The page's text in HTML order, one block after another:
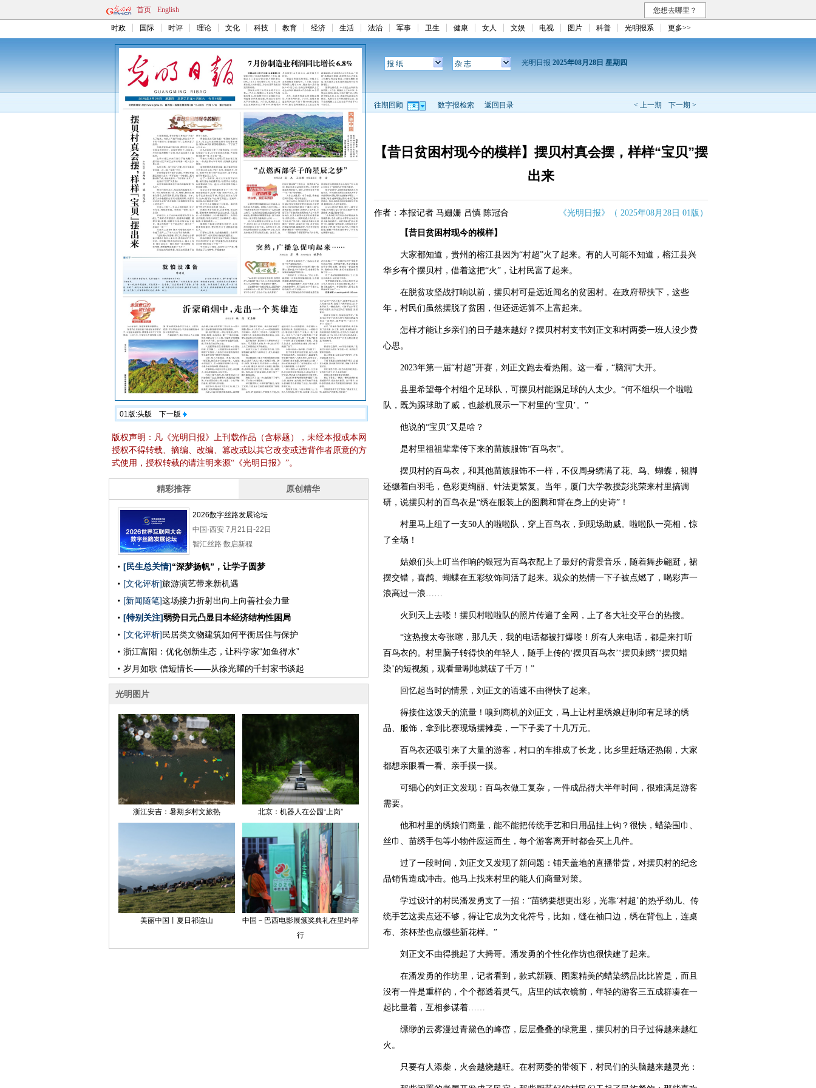
首页 English 您想去哪里？
时政 国际 时评 理论 文化 科技 教育 经济 生活 法治 军事 卫生 健康 女人 文娱 电视 图片 科普 光明报系 更多>>
01版:头版 下一版
版权声明：凡《光明日报》上刊载作品（含标题），未经本报或本网
授权不得转载、摘编、改编、篡改或以其它改变或违背作者原意的方
式使用，授权转载的请注明来源“《光明日报》”。
报 纸 杂 志 光明日报 2025年08月28日 星期四
< 上一期 下一期 >
往期回顾 数字报检索 返回目录
【昔日贫困村现今的模样】摆贝村真会摆，样样“宝贝”摆
出来
作者：本报记者 马姗姗 吕慎 陈冠合 《光明日报》（ 2025年08月28日 01版）
【昔日贫困村现今的模样】
大家都知道，贵州的榕江县因为“村超”火了起来。有的人可能不知道，榕江县兴
华乡有个摆贝村，借着这把“火”，让村民富了起来。
在脱贫攻坚战打响以前，摆贝村可是远近闻名的贫困村。在政府帮扶下，这些
年，村民们虽然摆脱了贫困，但还远远算不上富起来。
怎样才能让乡亲们的日子越来越好？摆贝村村支书刘正文和村两委一班人没少费
心思。
2023年第一届“村超”开赛，刘正文跑去看热闹。这一看，“脑洞”大开。
县里希望每个村组个足球队，可摆贝村能踢足球的人太少。“何不组织一个啦啦
队，既为踢球助了威，也趁机展示一下村里的‘宝贝’。”
他说的“宝贝”又是啥？
是村里祖祖辈辈传下来的苗族服饰“百鸟衣”。
摆贝村的百鸟衣，和其他苗族服饰不一样，不仅周身绣满了花、鸟、蝴蝶，裙脚
还缀着白羽毛，色彩更绚丽、针法更繁复。当年，厦门大学教授彭兆荣来村里搞调
研，说摆贝村的百鸟衣是“绣在服装上的图腾和背在身上的史诗”！
村里马上组了一支50人的啦啦队，穿上百鸟衣，到现场助威。啦啦队一亮相，惊
了全场！
姑娘们头上叮当作响的银冠为百鸟衣配上了最好的背景音乐，随着舞步翩跹，裙
摆交错，喜鹊、蝴蝶在五彩纹饰间活了起来。观众的热情一下子被点燃了，喝彩声一
浪高过一浪……
火到天上去喽！摆贝村啦啦队的照片传遍了全网，上了各大社交平台的热搜。
“这热搜太夸张噻，那几天，我的电话都被打爆喽！所有人来电话，都是来打听
百鸟衣的。村里脑子转得快的年轻人，随手上传的‘摆贝百鸟衣’‘摆贝刺绣’‘摆贝蜡
染’的短视频，观看量唰地就破了千万！”
回忆起当时的情景，刘正文的语速不由得快了起来。
得接住这泼天的流量！嗅到商机的刘正文，马上让村里绣娘赶制印有足球的绣
品、服饰，拿到比赛现场摆摊卖，一下子卖了十几万元。
百鸟衣还吸引来了大量的游客，村口的车排成了长龙，比乡里赶场还热闹，大家
都想亲眼看一看、亲手摸一摸。
可细心的刘正文发现：百鸟衣做工复杂，一件成品得大半年时间，很难满足游客
需要。
他和村里的绣娘们商量，能不能把传统手艺和日用品挂上钩？很快，蜡染围巾、
丝巾、苗绣手包等小物件应运而生，每个游客离开时都会买上几件。
过了一段时间，刘正文又发现了新问题：铺天盖地的直播带货，对摆贝村的纪念
品销售造成冲击。他马上找来村里的能人们商量对策。
学过设计的村民潘发勇支了一招：“苗绣要想更出彩，光靠‘村超’的热乎劲儿、传
统手艺这卖点还不够，得让它成为文化符号，比如，缝在袖口边，绣在背包上，连桌
布、茶杯垫也点缀些新花样。”
刘正文不由得挑起了大拇哥。潘发勇的个性化作坊也很快建了起来。
在潘发勇的作坊里，记者看到，款式新颖、图案精美的蜡染绣品比比皆是，而且
没有一件是重样的，个个都透着灵气。店里的试衣镜前，年轻的游客三五成群凑在一
起比量着，互相参谋着……
缥缈的云雾漫过青黛色的峰峦，层层叠叠的绿意里，摆贝村的日子过得越来越红
火。
只要有人添柴，火会越烧越旺。在村两委的带领下，村民们的头脑越来越灵光：